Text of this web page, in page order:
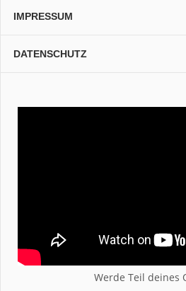
IMPRESSUM
DATENSCHUTZ
Werde Teil deines